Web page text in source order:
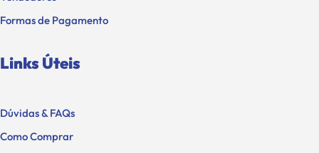
Formas de Pagamento
Links Úteis
Como Comprar